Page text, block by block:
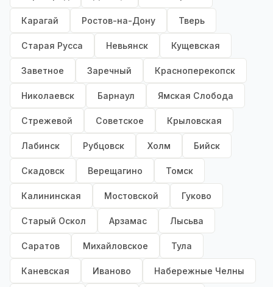
Карагай Ростов-на-Дону Тверь
Старая Русса Невьянск Кущевская
Заветное Заречный Красноперекопск
Николаевск Барнаул Ямская Слобода
Стрежевой Советское Крыловская
Лабинск Рубцовск Холм Бийск
Скадовск Верещагино Томск
Калининская Мостовской Гуково
Старый Оскол Арзамас Лысьва
Саратов Михайловское Тула
Каневская Иваново Набережные Челны